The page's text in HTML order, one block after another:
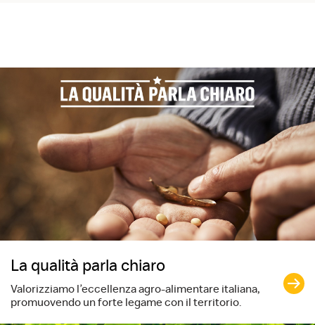
La qualità parla chiaro
Valorizziamo l’eccellenza agro-alimentare italiana,
promuovendo un forte legame con il territorio.